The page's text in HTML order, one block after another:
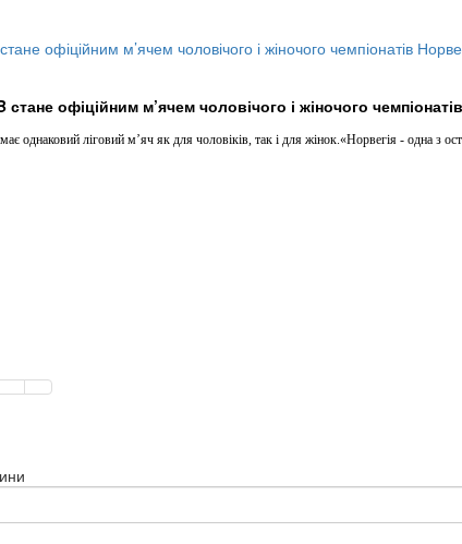
офіційним м’ячем чоловічого і жіночого
однаковий ліговий м’яч як для чоловіків, так і для жінок.«Норвегія - одна з